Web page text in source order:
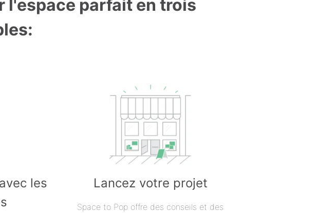
l'espace parfait en trois
les
Lancez votre projet
Space to Pop offre des conseils et des